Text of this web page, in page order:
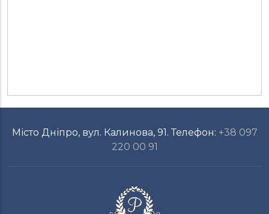
Місто Дніпро, вул. Калинова, 91. Телефон: +38 097
220 00 91